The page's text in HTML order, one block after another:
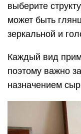
выберите
может быть
зеркальной и
Каждый вид
поэтому важно
назначением